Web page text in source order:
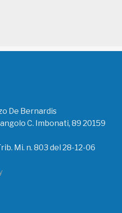
De Bernardis
C. Imbonati, 89 20159
Mi. n. 803 del 28-12-06